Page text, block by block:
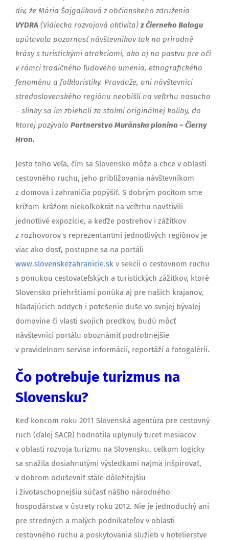
div, že Mária Šajgalíková z občianskeho združenia
VYDRA (Vidiecka rozvojová aktivita)z Čierneho Balogu
upútavala pozornosť návštevníkov tak na prírodné
krásy s turistickými atrakciami, ako aj na pastvu pre oči
v rámci tradičného ľudového umenia, etnografického
fenoménu a folkloristiky. Pravdaže, ani návštevníci
stredoslovenského regiónu neobišli na veľtrhu nasucho
– slinky sa im zbiehali za stolmi originálnej koliby, do
ktorej pozývalo Partnerstvo Muránska planina – Čierny
Hron.
Jesto toho veľa, čím sa Slovensko môže a chce v oblasti
cestovného ruchu, jeho približovania návštevníkom
z domova i zahraničia popýšiť. S dobrým pocitom sme
krížom-krážom niekoľkokrát na veľtrhu navštívili
jednotlivé expozície, a keďže postrehov i zážitkov
z rozhovorov s reprezentantmi jednotlivých regiónov je
viac ako dosť, postupne sa na portáli
www.slovenskezahranicie.sk v sekcii o cestovnom ruchu
s ponukou cestovateľských a turistických zážitkov, ktoré
Slovensko priehrštiami ponúka aj pre našich krajanov,
hľadajúcich oddych i potešenie duše vo svojej bývalej
domovine či vlasti svojich predkov, budú môcť
návštevníci portálu oboznámiť podrobnejšie
v pravidelnom servise informácií, reportáží a fotogalérií.
Čo potrebuje turizmus na
Slovensku?
Keď koncom roku 2011 Slovenská agentúra pre cestovný
ruch (ďalej SACR) hodnotila uplynulý tucet mesiacov
v oblasti rozvoja turizmu na Slovensku, celkom logicky
sa snažila dosiahnutými výsledkami najmä inšpirovať,
v dobrom oduševniť stále dôležitejšiu
i životaschopnejšiu súčasť nášho národného
hospodárstva v ústrety roku 2012. Nie je jednoduchý ani
pre stredných a malých podnikateľov v oblasti
cestovného ruchu a poskytovania služieb v hotelierstve